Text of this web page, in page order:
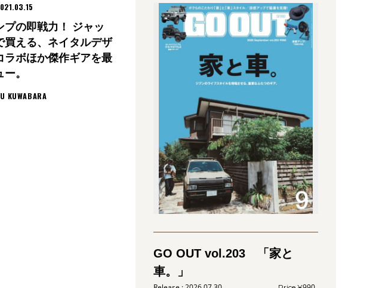
プの即戦力！ ジャッ
買える、ネイタルデザ
ラボほか傑作ギアを最
。
KUWABARA
GO OUT vol.203 「家と
車。」